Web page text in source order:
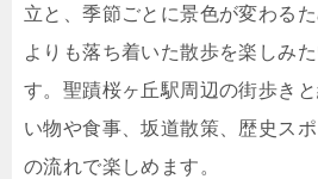
立と、季節ごとに景色が変わる
よりも落ち着いた散歩を楽しみ
す。聖蹟桜ヶ丘駅周辺の街歩き
い物や食事、坂道散策、歴史ス
の流れで楽しめます。